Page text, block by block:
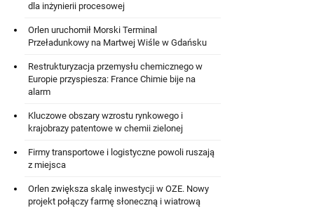
dla inżynierii procesowej
Orlen uruchomił Morski Terminal
Przeładunkowy na Martwej Wiśle w Gdańsku
Restrukturyzacja przemysłu chemicznego w
Europie przyspiesza: France Chimie bije na
alarm
Kluczowe obszary wzrostu rynkowego i
krajobrazy patentowe w chemii zielonej
Firmy transportowe i logistyczne powoli ruszają
z miejsca
Orlen zwiększa skalę inwestycji w OZE. Nowy
projekt połączy farmę słoneczną i wiatrową